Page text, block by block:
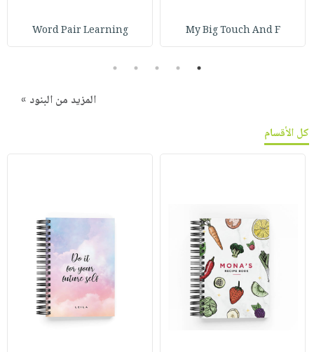
My Big Touch And F
Word Pair Learning
1
2
3
4
5
المزيد من البنود »
كل الأقسام